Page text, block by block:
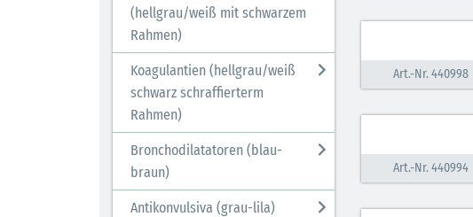
(hellgrau/weiß mit schwarzem
Rahmen)
Koagulantien (hellgrau/weiß
schwarz schraffierterm
Rahmen)
Bronchodilatatoren (blau-
braun)
Antikonvulsiva (grau-lila)
Art.-Nr. 440998
Art.-Nr. 440994